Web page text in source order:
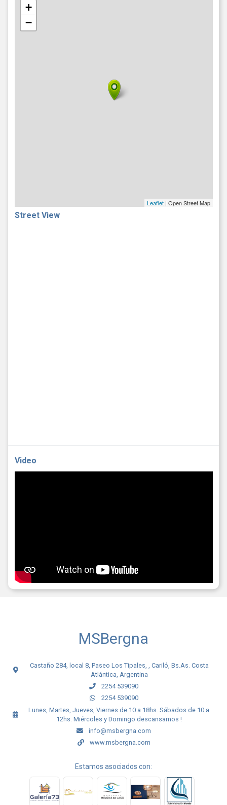
+
−
Leaflet| Open Street Map
Street View
Video
MSBergna
Castaño 284, local 8, Paseo Los Tipales, , Cariló, Bs.As. Costa
Atlántica, Argentina
2254 539090
2254 539090
Lunes, Martes, Jueves, Viernes de 10 a 18hs. Sábados de 10 a
12hs. Miércoles y Domingo descansamos !
info@msbergna.com
www.msbergna.com
Estamos asociados con: